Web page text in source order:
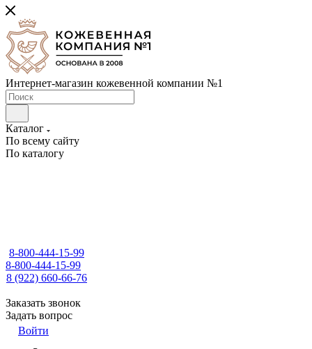
Интернет-магазин кожевенной компании №1
Каталог
По всему сайту
По каталогу
8-800-444-15-99
8-800-444-15-99
8 (922) 660-66-76
Заказать звонок
Задать вопрос
Войти